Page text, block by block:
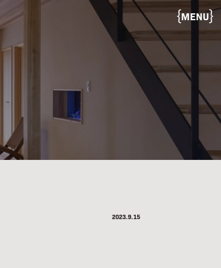
MENU
2023.9.15